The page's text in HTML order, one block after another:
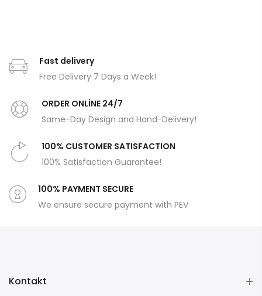
Fast delivery
Free Delivery 7 Days a Week!
ORDER ONLİNE 24/7
Same-Day Design and Hand-Delivery!
100% CUSTOMER SATISFACTION
100% Satisfaction Guarantee!
100% PAYMENT SECURE
We ensure secure payment with PEV
Kontakt